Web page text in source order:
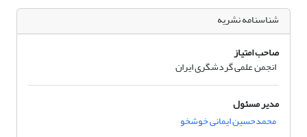
شناسنامه نشریه
صاحب امتیاز
انجمن علمی گردشگری ایران
مدیر مسئول
محمدحسین ایمانی خوشخو